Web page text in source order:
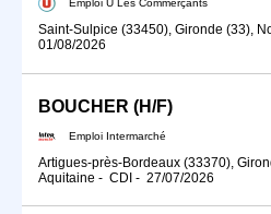
Emploi U Les Commerçants
Saint-Sulpice (33450), Gironde (33),
01/08/2026
BOUCHER (H/F)
Emploi Intermarché
Artigues-près-Bordeaux (33370),
Aquitaine - CDI - 27/07/2026